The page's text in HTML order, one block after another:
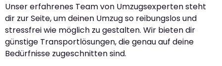
Unser erfahrenes Team von Umzugsexperten steht
dir zur Seite, um deinen Umzug so reibungslos und
stressfrei wie möglich zu gestalten. Wir bieten dir
günstige Transportlösungen, die genau auf deine
Bedürfnisse zugeschnitten sind.